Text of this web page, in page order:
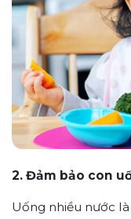
2. Đảm bảo con
Uống nhiều nước